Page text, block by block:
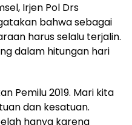
Irjen Pol Drs
bahwa sebagai
harus selalu terjalin.
dalam hitungan hari
Pemilu 2019. Mari kita
dan kesatuan.
hanya karena